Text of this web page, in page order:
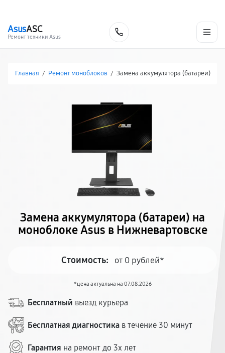
AsusASC
Ремонт техники Asus
Главная / Ремонт моноблоков / Замена аккумулятора (батареи)
Замена аккумулятора (батареи) на
моноблоке Asus в Нижневартовске
Стоимость: от 0 рублей*
*цена актуальна на 07.08.2026
Бесплатный выезд курьера
Бесплатная диагностика в течение 30 минут
Гарантия на ремонт до 3х лет